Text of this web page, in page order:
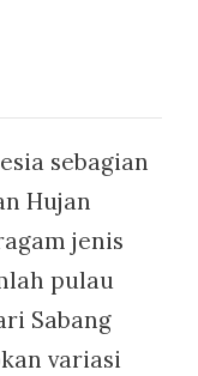
sebagian
Hujan
jenis
pulau
Sabang
variasi